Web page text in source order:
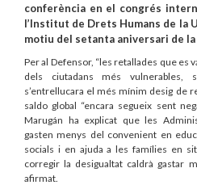
conferència en el congrés
l’Institut de Drets Humans de la
motiu del setanta aniversari de
Per al Defensor, “les retallades que es
dels ciutadans més
s’entrellucara el més mínim desig de
saldo global “encara segueix sent
Marugán ha explicat que les
gasten menys del convenient en
socials i en ajuda a les famílies en
corregir la desigualtat caldrà gastar
afirmat.